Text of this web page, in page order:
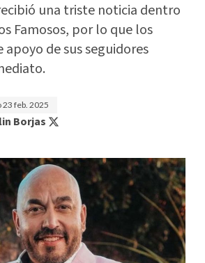
una triste noticia dentro
Famosos, por lo que los
de sus seguidores
23 feb. 2025
Borjas